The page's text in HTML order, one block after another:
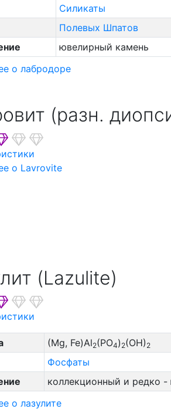
Силикаты
Полевых Шпатов
ювелирный камень
о лабродоре
(разн.
о Lavrovite
(Lazulite)
(Mg, Fe)Al2(PO4) 2(OH) 2
Фосфаты
коллекционный и редко
о лазулите